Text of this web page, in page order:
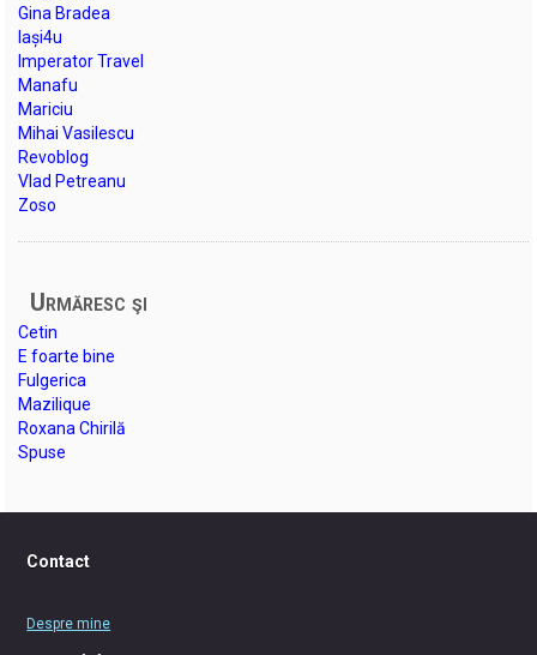
Gina Bradea
Iași4u
Imperator Travel
Manafu
Mariciu
Mihai Vasilescu
Revoblog
Vlad Petreanu
Zoso
Urmăresc şi
Cetin
E foarte bine
Fulgerica
Mazilique
Roxana Chirilă
Spuse
Contact
Despre mine